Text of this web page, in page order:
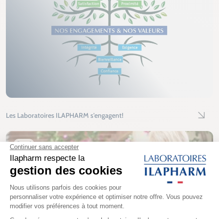
Les Laboratoires ILAPHARM s'engagent! Lire
Santé